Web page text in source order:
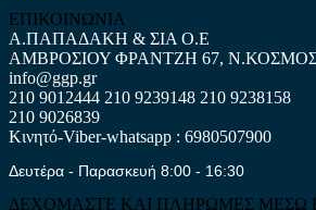
ΕΠΙΚΟΙΝΩΝΙΑ
Α.ΠΑΠΑΔΑΚΗ & ΣΙΑ Ο.Ε
ΑΜΒΡΟΣΙΟΥ ΦΡΑΝΤΖΗ 67,
info@ggp.gr
210 9012444 210 9239148 210 9238158
210 9026839
Κινητό-Viber-whatsapp : 6980507900
Δευτέρα - Παρασκευή 8:00 - 16:30
ΔΕΧΟΜΑΣΤΕ ΚΑΙ ΠΛΗΡΩΜΕΣ ΜΕΣΩ